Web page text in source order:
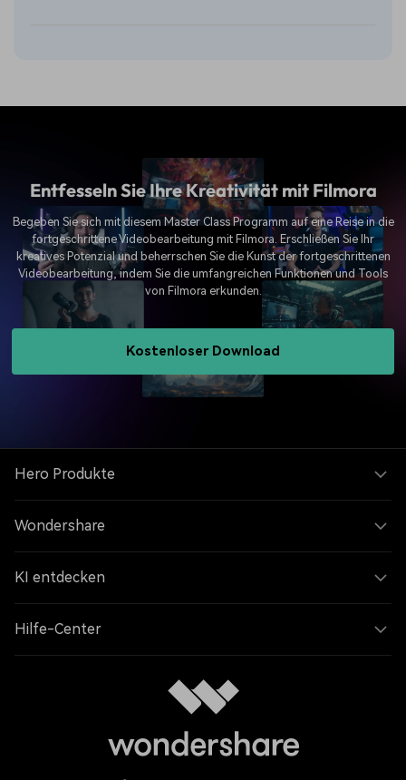
Entfesseln Sie Ihre Kreativität mit Filmora
Begeben Sie sich mit diesem Master Class Programm auf eine Reise in die
fortgeschrittene Videobearbeitung mit Filmora. Erschließen Sie Ihr
kreatives Potenzial und beherrschen Sie die Kunst der fortgeschrittenen
Videobearbeitung, indem Sie die umfangreichen Funktionen und Tools
von Filmora erkunden.
Kostenloser Download
Hero Produkte
Wondershare
KI entdecken
Hilfe-Center